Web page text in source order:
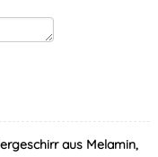
aus Melamin,